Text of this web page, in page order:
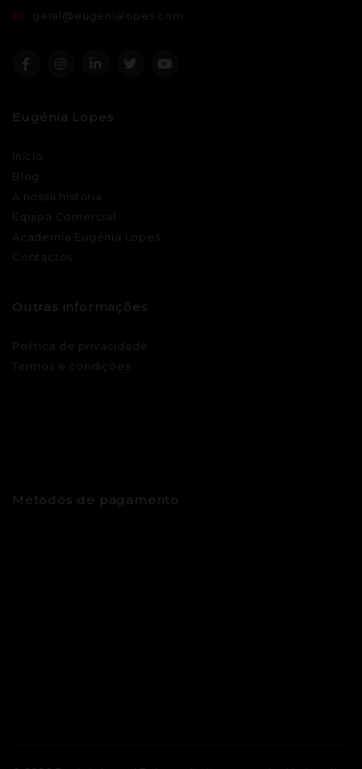
geral@eugenialopes.com
Eugénia Lopes
Início
Blog
A nossa história
Equipa Comercial
Academia Eugénia Lopes
Contactos
Outras informações
Política de privacidade
Termos e condições
Métodos de pagamento